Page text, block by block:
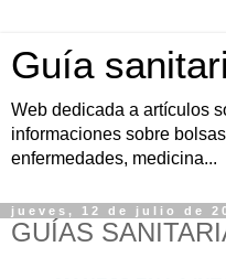
Guía
Web dedicada a artículos
informaciones sobre
enfermedades, medicina...
jueves, 12 de julio de
GUÍAS